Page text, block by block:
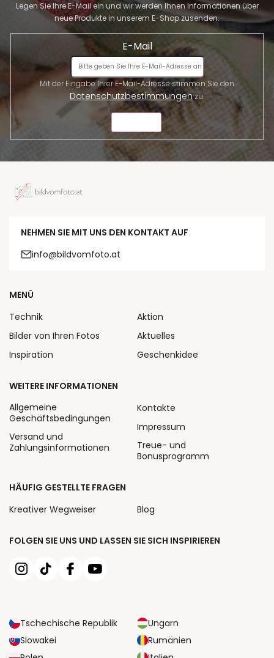
Legen Sie Ihre E-Mail ein und wir werden Ihnen Informationen über
neue Produkte in unserem E-Shop zusenden.
E-Mail
Datenschutzbestimmungenzu.
NEHMEN SIE MIT UNS DEN KONTAKT AUF
info@bildvomfoto.at
FOLGEN SIE UNS UND LASSEN SIE SICH INSPIRIEREN
Tschechische Republik
Ungarn
Slowakei
Rumänien
MENÜ
Technik
Bilder von Ihren Fotos
Inspiration
Aktion
Aktuelles
Geschenkidee
WEITERE INFORMATIONEN
Allgemeine
Geschäftsbedingungen
Versand und
Zahlungsinformationen
Kontakte
Impressum
Treue- und
Bonusprogramm
HÄUFIG GESTELLTE FRAGEN
Kreativer Wegweiser
Blog